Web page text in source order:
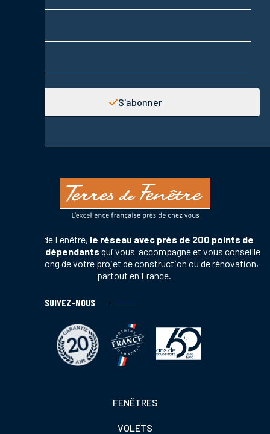
S'abonner
Terres de Fenêtre, le réseau avec près de 200 points de
vente indépendants qui vous accompagne et vous conseille
tout au long de votre projet de construction ou de rénovation,
partout en France.
SUIVEZ-NOUS
FENÊTRES
VOLETS